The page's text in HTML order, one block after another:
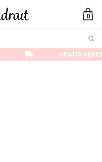
0
GRATIS